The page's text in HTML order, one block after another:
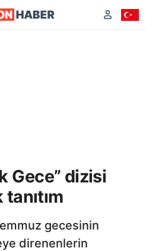
Gece” dizisi
gecesinin
direnenlerin